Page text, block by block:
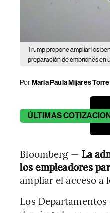
Trump propone ampliar los
preparación de embriones en
PorMaría Paula Mijares
ÚLTIMAS
Bloomberg — La
los empleadores
ampliar el acceso
Los